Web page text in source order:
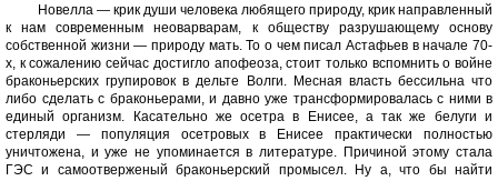
Новелла — крик души человека любящего природу, крик направленный
к нам современным неоварварам, к обществу разрушающему основу
собственной жизни — природу мать. То о чем писал Астафьев в начале 70-
х, к сожалению сейчас достигло апофеоза, стоит только вспомнить о войне
браконьерских групировок в дельте Волги. Месная власть бессильна что
либо сделать с браконьерами, и давно уже трансформировалась с ними в
единый организм. Касательно же осетра в Енисее, а так же белуги и
стерляди — популяция осетровых в Енисее практически полностью
уничтожена, и уже не упоминается в литературе. Причиной этому стала
ГЭС и самоотверженый браконьерский промысел. Ну а, что бы найти